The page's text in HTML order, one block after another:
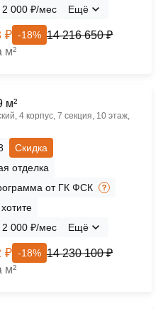
2 000 ₽/мес
Ещё
₽ -18% 14 216 650 ₽
м²
м²
4 корпус, 7 секция, 10 этаж,
Скидка
отделка
от ГК ФСК
2 000 ₽/мес
Ещё
₽ -18% 14 230 100 ₽
м²